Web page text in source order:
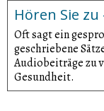
Hören Sie
Oft sagt ein
geschriebene
Audiobeiträge zu
Gesundheit.